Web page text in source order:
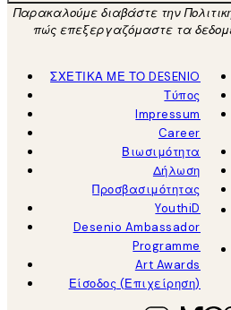
Παρακαλούμε διαβάστε την
πώς επεξεργαζόμαστε τα
ΣΧΕΤΙΚΑ ΜΕ ΤΟ DESENIO
Τύπος
Impressum
Career
Βιωσιμότητα
Δήλωση
Προσβασιμότητας
YouthiD
Desenio Ambassador
Programme
Art Awards
Είσοδος (Επιχείρηση)